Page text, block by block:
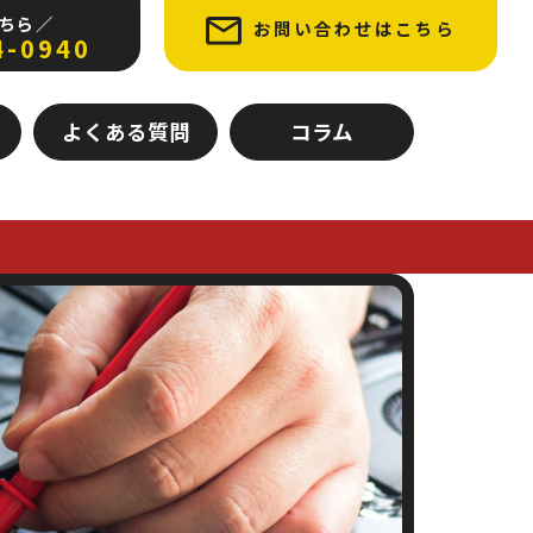
ら ／
0940
お問い合わせはこちら
よくある質問 コラム